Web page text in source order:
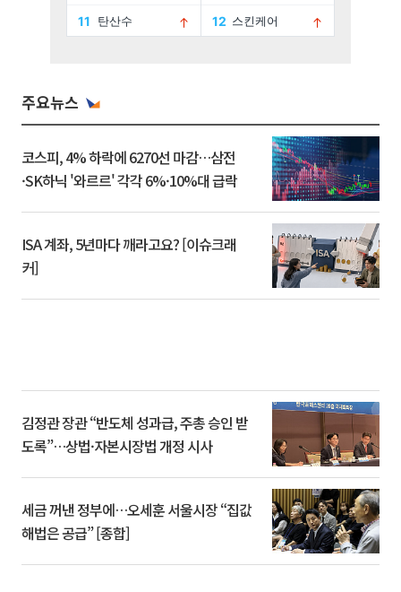
주요뉴스
코스피, 4% 하락에 6270선 마감…삼전
·SK하닉 '와르르' 각각 6%·10%대 급락
ISA 계좌, 5년마다 깨라고요? [이슈크래
커]
김정관 장관 “반도체 성과급, 주총 승인 받
도록”…상법·자본시장법 개정 시사
세금 꺼낸 정부에…오세훈 서울시장 “집값
해법은 공급” [종합]